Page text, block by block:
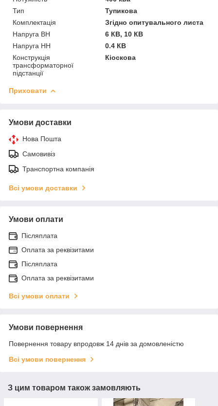
Тип
Тупикова
Комплектація
Згідно опитувального листа
Напруга ВН
6 КВ, 10 КВ
Напруга НН
0.4 КВ
Конструкція
трансформаторної
підстанції
Кіоскова
Приховати
Умови доставки
Нова Пошта
Самовивіз
Транспортна компанія
Всі умови доставки
Умови оплати
Післяплата
Оплата за реквізитами
Післяплата
Оплата за реквізитами
Всі умови оплати
Умови повернення
Повернення товару впродовж 14 днів за домовленістю
Всі умови повернення
З цим товаром також замовляють